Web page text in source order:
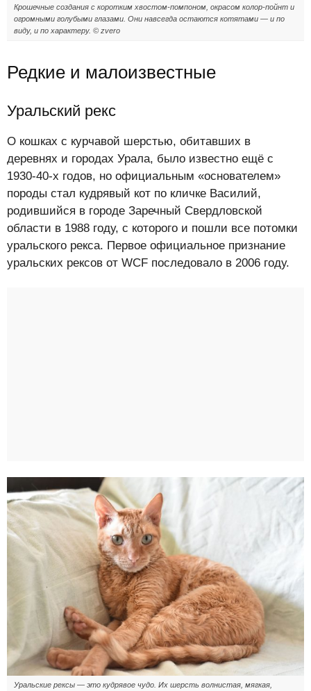
Крошечные создания с коротким хвостом-помпоном, окрасом колор-пойнт и
огромными голубыми глазами. Они навсегда остаются котятами — и по
виду, и по характеру. © zvero
Редкие и малоизвестные
Уральский рекс
О кошках с курчавой шерстью, обитавших в
деревнях и городах Урала, было известно ещё с
1930-40-х годов, но официальным «основателем»
породы стал кудрявый кот по кличке Василий,
родившийся в городе Заречный Свердловской
области в 1988 году, с которого и пошли все потомки
уральского рекса. Первое официальное признание
уральских рексов от WCF последовало в 2006 году.
Уральские рексы — это кудрявое чудо. Их шерсть волнистая, мягкая,